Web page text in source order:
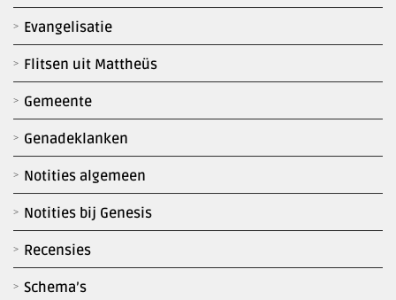
Evangelisatie
Flitsen uit Mattheüs
Gemeente
Genadeklanken
Notities algemeen
Notities bij Genesis
Recensies
Schema’s